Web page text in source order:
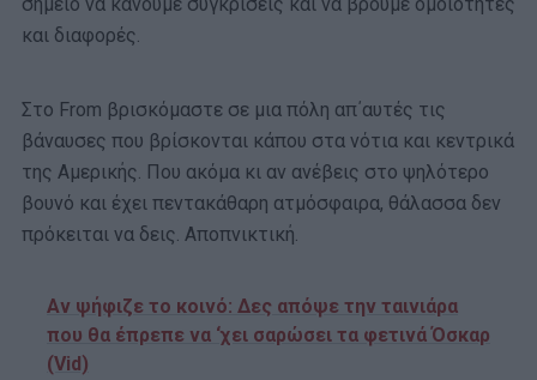
και διαφορές.
Στο From βρισκόμαστε σε μια πόλη απ΄αυτές τις
βάναυσες που βρίσκονται κάπου στα νότια και κεντρικά
της Αμερικής. Που ακόμα κι αν ανέβεις στο ψηλότερο
βουνό και έχει πεντακάθαρη ατμόσφαιρα, θάλασσα δεν
πρόκειται να δεις. Αποπνικτική.
Αν ψήφιζε το κοινό: Δες απόψε την ταινιάρα
που θα έπρεπε να ‘χει σαρώσει τα φετινά Όσκαρ
(Vid)